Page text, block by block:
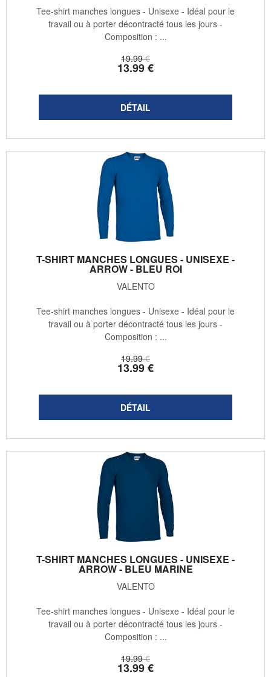
19.99 €
13.99€
Tee-shirt manches longues - Unisexe - Idéal pour le
travail ou à porter décontracté tous les jours -
Composition : ...
T-SHIRT MANCHES LONGUES - UNISEXE -
ARROW - BLEU ROI
VALENTO
19.99 €
13.99€
Tee-shirt manches longues - Unisexe - Idéal pour le
travail ou à porter décontracté tous les jours -
Composition : ...
T-SHIRT MANCHES LONGUES - UNISEXE -
ARROW - BLEU MARINE
VALENTO
19.99 €
13.99€
Tee-shirt manches longues - Unisexe - Idéal pour le
travail ou à porter décontracté tous les jours -
Composition : ...